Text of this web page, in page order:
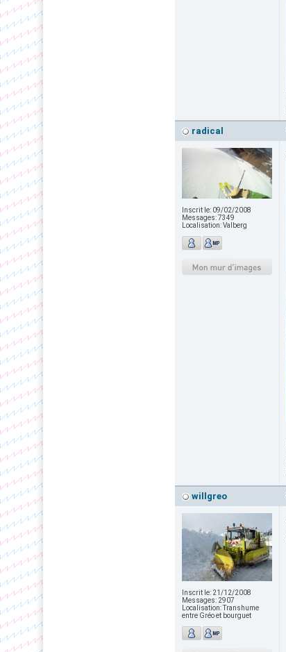
radical
Inscrit le: 09/02/2008
Messages:7349
Localisation:Valberg
willgreo
Inscrit le: 21/12/2008
Messages: 2907
Localisation:Transhume
entre Gréo et bourguet